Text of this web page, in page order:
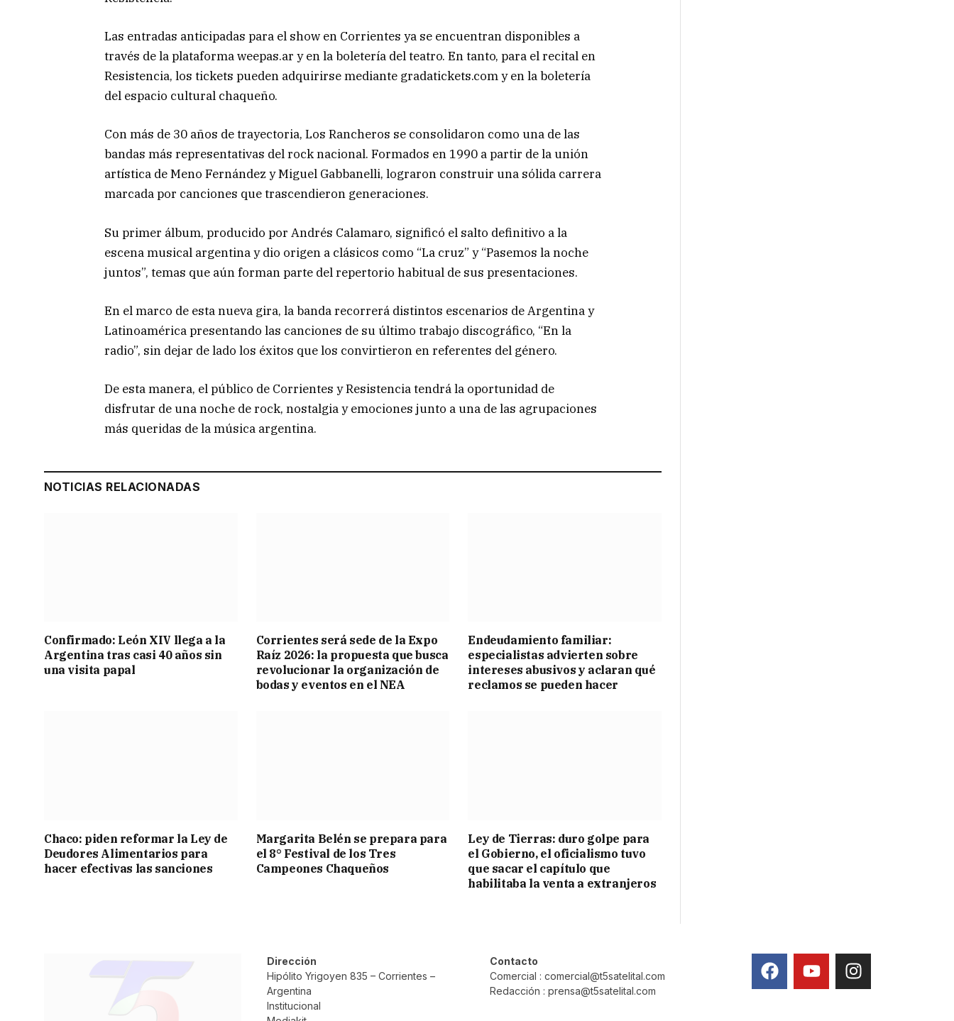
Las entradas anticipadas para el show en Corrientes ya se encuentran disponibles a
través de la plataforma weepas.ar y en la boletería del teatro. En tanto, para el recital en
Resistencia, los tickets pueden adquirirse mediante gradatickets.com y en la boletería
del espacio cultural chaqueño.
Con más de 30 años de trayectoria, Los Rancheros se consolidaron como una de las
bandas más representativas del rock nacional. Formados en 1990 a partir de la unión
artística de Meno Fernández y Miguel Gabbanelli, lograron construir una sólida carrera
marcada por canciones que trascendieron generaciones.
Su primer álbum, producido por Andrés Calamaro, significó el salto definitivo a la
escena musical argentina y dio origen a clásicos como “La cruz” y “Pasemos la noche
juntos”, temas que aún forman parte del repertorio habitual de sus presentaciones.
En el marco de esta nueva gira, la banda recorrerá distintos escenarios de Argentina y
Latinoamérica presentando las canciones de su último trabajo discográfico, “En la
radio”, sin dejar de lado los éxitos que los convirtieron en referentes del género.
De esta manera, el público de Corrientes y Resistencia tendrá la oportunidad de
disfrutar de una noche de rock, nostalgia y emociones junto a una de las agrupaciones
más queridas de la música argentina.
NOTICIAS RELACIONADAS
Confirmado: León XIV llega a la
Argentina tras casi 40 años sin
una visita papal
Corrientes será sede de la Expo
Raíz 2026: la propuesta que busca
revolucionar la organización de
bodas y eventos en el NEA
Endeudamiento familiar:
especialistas advierten sobre
intereses abusivos y aclaran qué
reclamos se pueden hacer
Chaco: piden reformar la Ley de
Deudores Alimentarios para
hacer efectivas las sanciones
Margarita Belén se prepara para
el 8° Festival de los Tres
Campeones Chaqueños
Ley de Tierras: duro golpe para
el Gobierno, el oficialismo tuvo
que sacar el capítulo que
habilitaba la venta a extranjeros
Dirección
Hipólito Yrigoyen 835 – Corrientes –
Argentina
Institucional
Contacto
Comercial : comercial@t5satelital.com
Redacción : prensa@t5satelital.com